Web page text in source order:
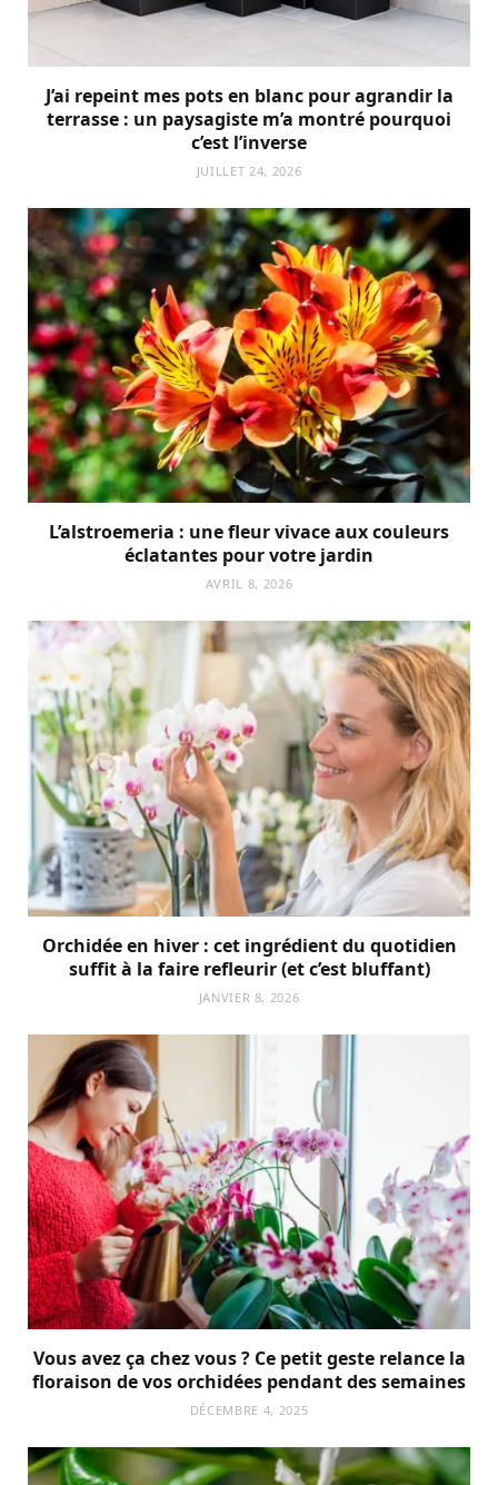
J’ai repeint mes pots en blanc pour agrandir la
terrasse : un paysagiste m’a montré pourquoi
c’est l’inverse
JUILLET 24, 2026
L’alstroemeria : une fleur vivace aux couleurs
éclatantes pour votre jardin
AVRIL 8, 2026
Orchidée en hiver : cet ingrédient du quotidien
suffit à la faire refleurir (et c’est bluffant)
JANVIER 8, 2026
Vous avez ça chez vous ? Ce petit geste relance la
floraison de vos orchidées pendant des semaines
DÉCEMBRE 4, 2025